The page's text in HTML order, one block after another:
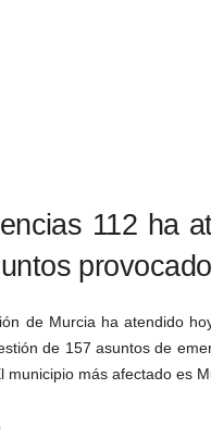
112 ha
de Murcia ha atendido
de 157 asuntos de
más afectado es